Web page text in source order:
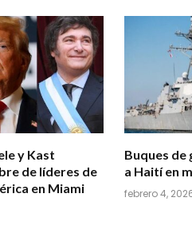
y Kast
de líderes de
en Miami
Buques de
a Haití en
febrero 4,